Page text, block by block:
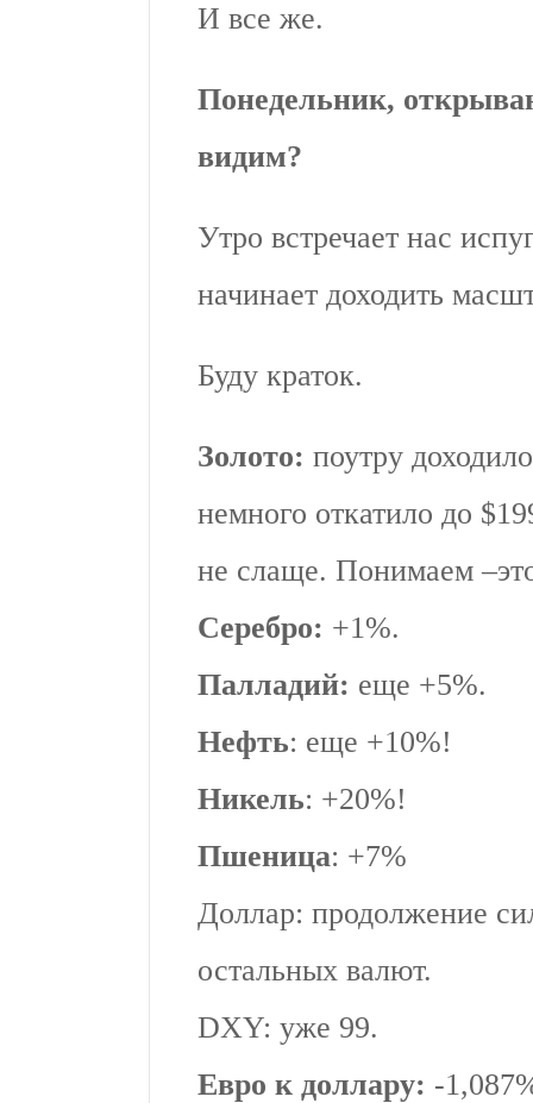
И все же.
Понедельник,
видим?
Утро встречает нас
начинает доходить
Буду краток.
Золото: поутру
немного откатило до
не слаще. Понимаем
Серебро: +1%.
Палладий: еще +5%.
Нефть: еще +10%!
Никель: +20%!
Пшеница: +7%
Доллар: продолжение
остальных валют.
DXY: уже 99.
Евро к доллару: -